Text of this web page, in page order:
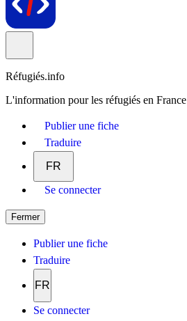
Réfugiés.info
L'information pour les réfugiés en France
Publier une fiche
Traduire
FR
Se connecter
Fermer
Publier une fiche
Traduire
FR
Se connecter